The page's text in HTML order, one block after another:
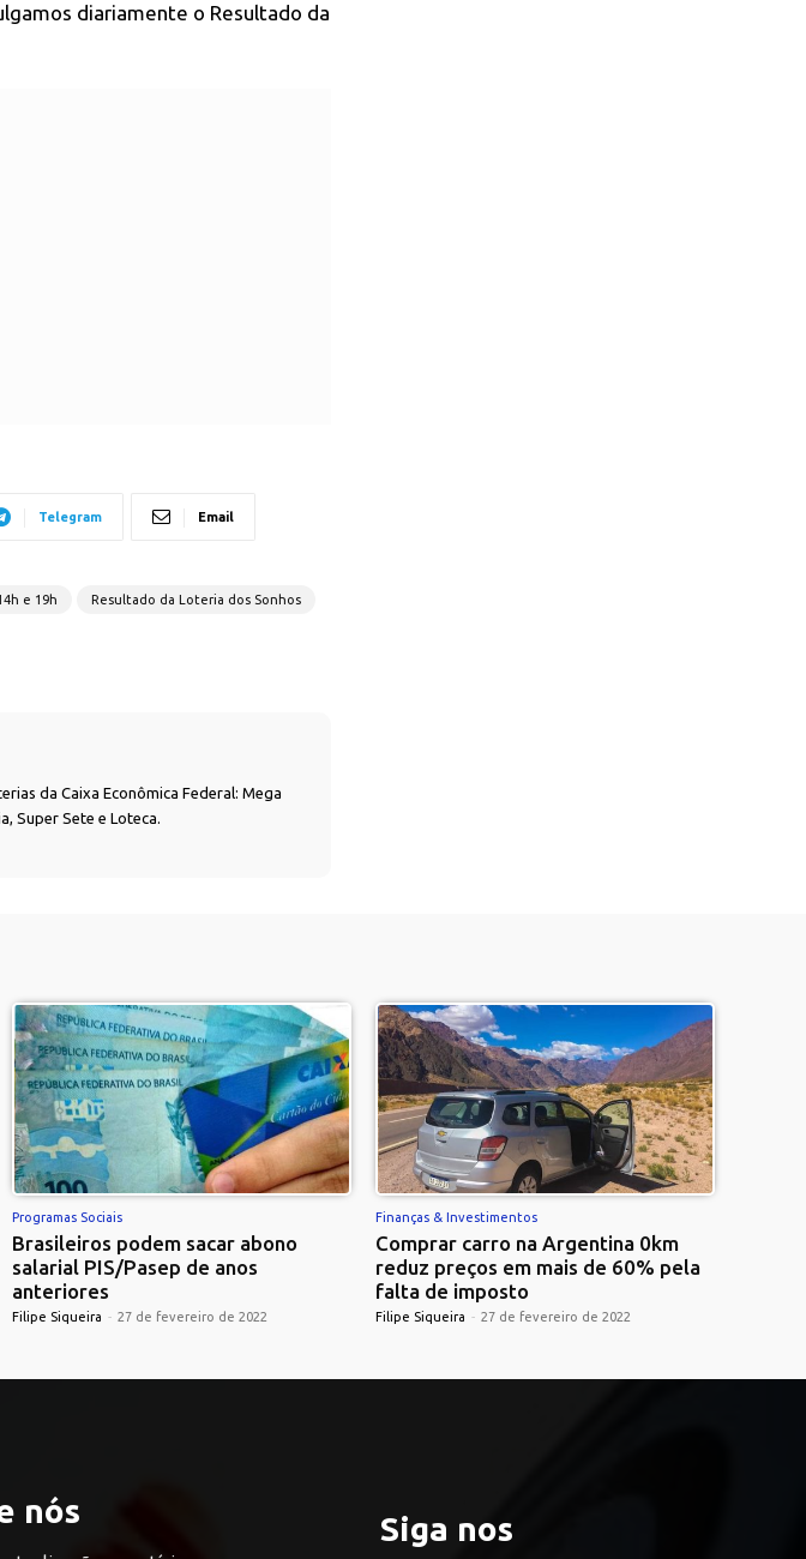
diariamente o Resultado da
Telegram Email
e 19h Resultado da Loteria dos Sonhos
da Caixa Econômica Federal: Mega
Super Sete e Loteca.
Programas Sociais
Brasileiros podem sacar abono
salarial PIS/Pasep de anos
anteriores
Filipe Siqueira - 27 de fevereiro de 2022
Finanças & Investimentos
Comprar carro na Argentina 0km
reduz preços em mais de 60% pela
falta de imposto
Filipe Siqueira - 27 de fevereiro de 2022
nós Siga nos